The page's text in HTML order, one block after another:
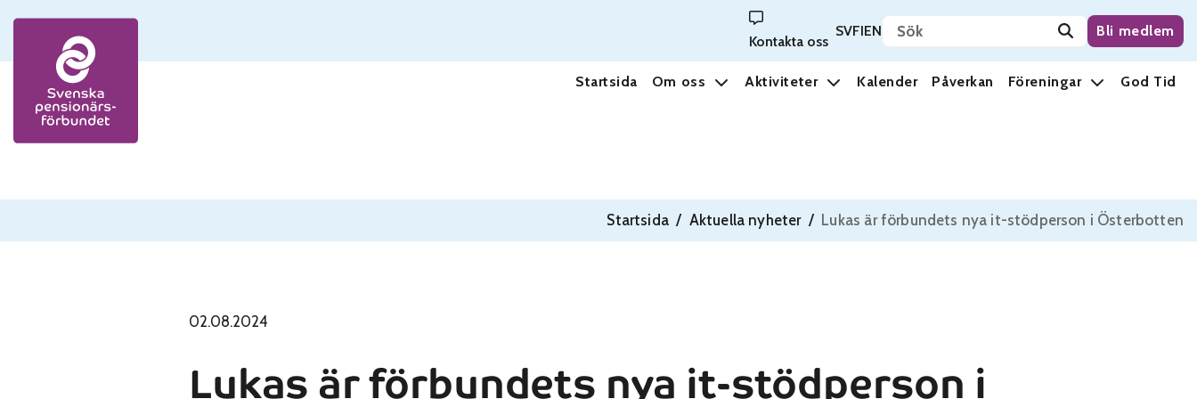
Skip to content
Kontakta oss
Svenska
SVSuomi
FIEnglish
ENSök på sidan Bli medlem
Startsida Om oss Aktiviteter Kalender Påverkan Föreningar God Tid
Startsida / Aktuella nyheter / Lukas är förbundets nya it-stödperson i Österbotten
02.08.2024
Lukas är förbundets nya it-stödperson i